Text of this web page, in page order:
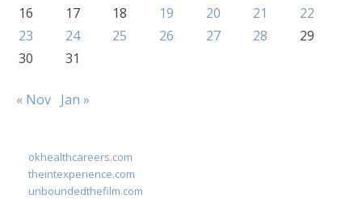
16
17 18 19 20 21
22
23
24 25 26 27 28
29
30
31
« Nov Jan »
okhealthcareers.com
theintexperience.com
unboundedthefilm.com